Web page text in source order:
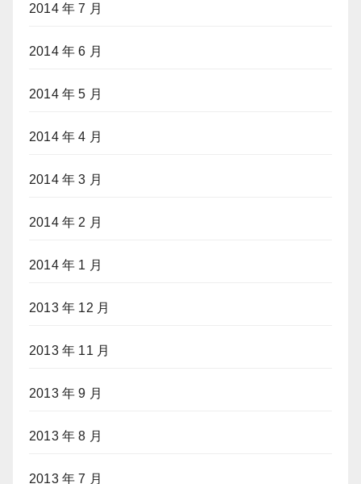
2014 年 7 月
2014 年 6 月
2014 年 5 月
2014 年 4 月
2014 年 3 月
2014 年 2 月
2014 年 1 月
2013 年 12 月
2013 年 11 月
2013 年 9 月
2013 年 8 月
2013 年 7 月